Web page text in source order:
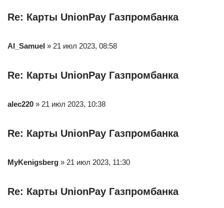
Re: Карты UnionPay Газпромбанка
Al_Samuel » 21 июл 2023, 08:58
Re: Карты UnionPay Газпромбанка
alec220 » 21 июл 2023, 10:38
Re: Карты UnionPay Газпромбанка
MyKenigsberg » 21 июл 2023, 11:30
Re: Карты UnionPay Газпромбанка